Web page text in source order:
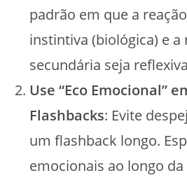
padrão em que a
instintiva (biológica) e a
secundária seja
Use “Eco Emocional”
Flashbacks: Evite
um flashback longo.
emocionais ao longo